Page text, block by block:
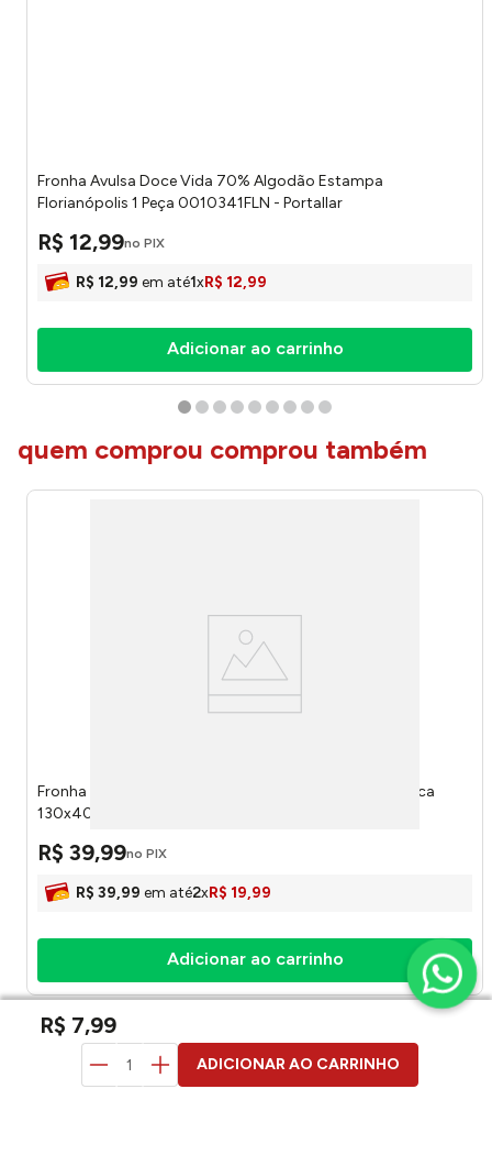
R$ 7,99
ADICIONAR AO CARRINHO
Fronha Avulsa Doce Vida 70% Algodão Estampa
Florianópolis 1 Peça 0010341FLN - Portallar
R$ 12,99no PIX
R$ 12,99 em até1xR$ 12,99
Adicionar ao carrinho
quem comprou comprou também
Fronha Para Travesseiro de Corpo Sofistic Avulsa Branca
130x40cm 51060287 - Lynel
R$ 39,99no PIX
R$ 39,99 em até2xR$ 19,99
Adicionar ao carrinho
duvidas? pergunte aqui